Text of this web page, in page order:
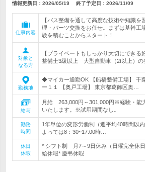
情報更新日：2026/05/19 終了予定日： 2026/11/09
仕事内容
【バス整備を通して高度な技術や知識を
理・パーツ交換をお任せ。まずは基幹工
験を積むことからスタート！
対象と
なる方
【プライベートもしっかり大切にできる
整備士3級以上 大型自動車（2t以上）の
勤務地
◆マイカー通勤OK 【船橋整備工場】 千
ー１１ 【奥戸工場】 東京都葛飾区奥…
給与
月給 263,000円～301,000円※経験・能
いたします。※試用期間なし。
勤務
時間
1年単位の変形労働制（週平均40時間以
よっては8：30~17:00時…
休日
休暇
* シフト制 月7～9日休み（日曜完全休
給休暇* 慶弔休暇